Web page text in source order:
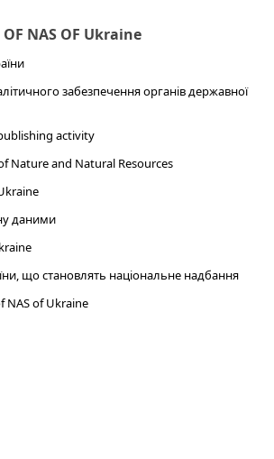
OF NAS OF Ukraine
забезпечення органів державної
activity
Nature and Natural Resources
даними
що становлять національне надбання
NAS of Ukraine